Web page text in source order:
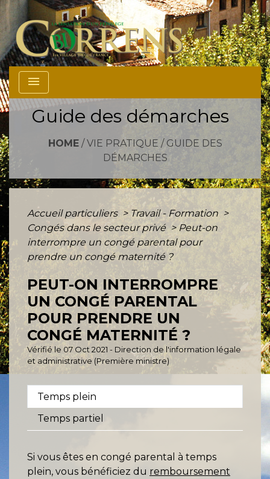
menu
Guide des démarches
HOME/ VIE PRATIQUE / GUIDE DES
DÉMARCHES
Accueil particuliers > Travail - Formation >
Congés dans le secteur privé > Peut-on
interrompre un congé parental pour
prendre un congé maternité ?
PEUT-ON INTERROMPRE
UN CONGÉ PARENTAL
POUR PRENDRE UN
CONGÉ MATERNITÉ ?
Vérifié le 07 Oct 2021 - Direction de l'information légale
et administrative (Première ministre)
Temps plein
Temps partiel
Si vous êtes en congé parental à temps
plein, vous bénéficiez du remboursement